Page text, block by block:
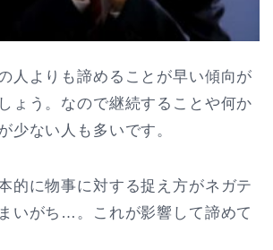
人よりも諦めることが早い傾向が
ょう。なので継続することや何か
少ない人も多いです。
的に物事に対する捉え方がネガテ
いがち…。これが影響して諦めて